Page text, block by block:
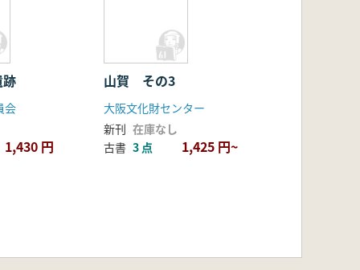
会
1,430 円
山賀 その3
大阪文化財センター
新刊 在庫なし
古書 3 点 1,425 円~